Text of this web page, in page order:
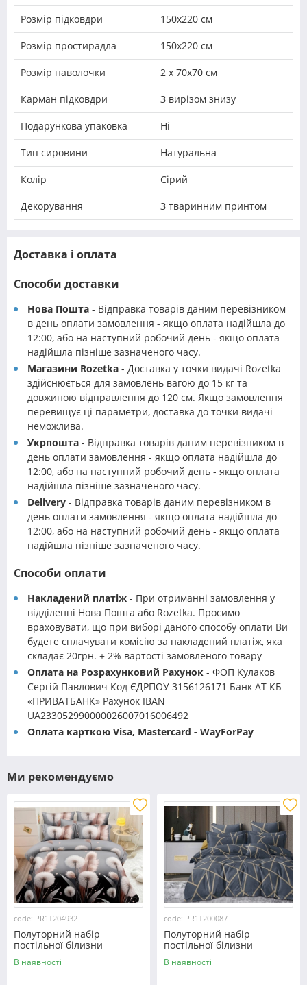
Розмір підковдри 150х220 см
Розмір простирадла 150х220 см
Розмір наволочки 2 х 70х70 см
Карман підковдри З вирізом знизу
Подарункова упаковка Ні
Тип сировини Натуральна
Колір Сірий
Декорування З тваринним принтом
Доставка і оплата
Способи доставки
Нова Пошта - Відправка товарів даним перевізником
в день оплати замовлення - якщо оплата надійшла до
12:00, або на наступний робочий день - якщо оплата
надійшла пізніше зазначеного часу.
Магазини Rozetka - Доставка у точки видачі Rozetka
здійснюється для замовлень вагою до 15 кг та
довжиною відправлення до 120 см. Якщо замовлення
перевищує ці параметри, доставка до точки видачі
неможлива.
Укрпошта - Відправка товарів даним перевізником в
день оплати замовлення - якщо оплата надійшла до
12:00, або на наступний робочий день - якщо оплата
надійшла пізніше зазначеного часу.
Delivery - Відправка товарів даним перевізником в
день оплати замовлення - якщо оплата надійшла до
12:00, або на наступний робочий день - якщо оплата
надійшла пізніше зазначеного часу.
Способи оплати
Накладений платіж - При отриманні замовлення у
відділенні Нова Пошта або Rozetka. Просимо
враховувати, що при виборі даного способу оплати Ви
будете сплачувати комісію за накладений платіж, яка
складає 20грн. + 2% вартості замовленого товару
Оплата на Розрахунковий Рахунок - ФОП Кулаков
Сергій Павлович Код ЄДРПОУ 3156126171 Банк АТ КБ
«ПРИВАТБАНК» Рахунок IBAN
UA233052990000026007016006492
Оплата карткою Visa, Mastercard - WayForPay
Ми рекомендуємо
code: PR1T204932
Полуторний набір
постільної білизни
150*220 із полікотону
№204932 Черешенька™
В наявності
code: PR1T200087
Полуторний набір
постільної білизни
150*220 із полікотону
№200087 Черешенька™
В наявності